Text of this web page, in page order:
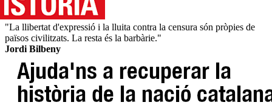
"La llibertat d'expressió i la lluita contra la censura són pròpies de
països civilitzats. La resta és la barbàrie."
Jordi Bilbeny